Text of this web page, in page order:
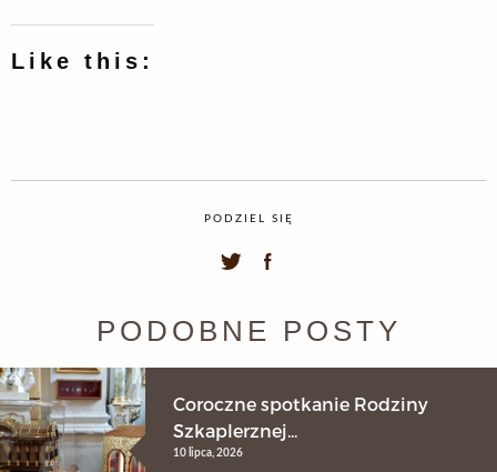
Like this:
PODZIEL SIĘ
PODOBNE POSTY
Coroczne spotkanie Rodziny
Szkaplerznej...
10 lipca, 2026